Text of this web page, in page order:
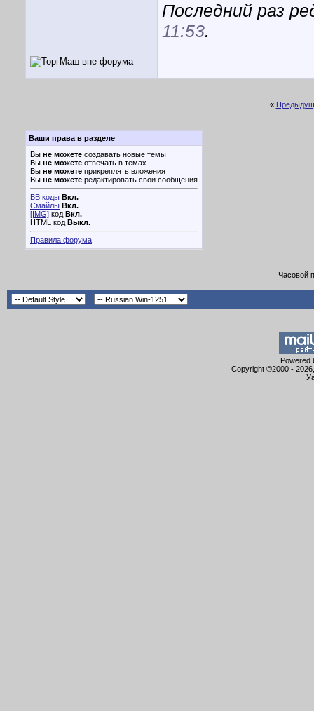
Последний раз
11:53.
«
Ваши права в разделе
Вы не можете создавать новые темы
Вы не можете отвечать в темах
Вы не можете прикреплять вложения
Вы не можете редактировать свои сообщения
BB коды Вкл.
Смайлы Вкл.
[IMG] код Вкл.
HTML код Выкл.
Правила форума
Часовой
Powered
Copyright ©2000 -